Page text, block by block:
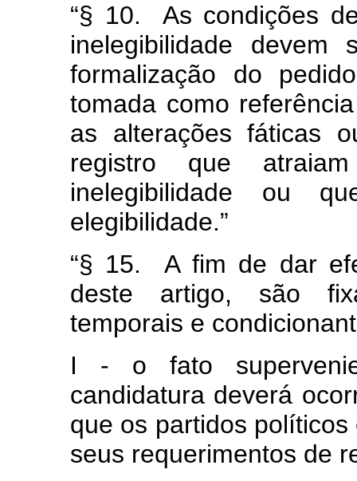
“§ 10. As condições
inelegibilidade
formalização do
tomada como
as alterações fáticas
registro que
inelegibilidade ou
elegibilidade.”
“§ 15. A fim de dar
deste artigo, são
temporais e
I - o fato
candidatura deverá
que os partidos
seus requerimentos de